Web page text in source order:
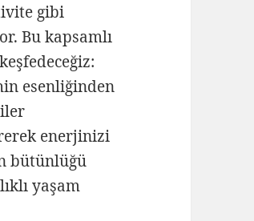
gibi
Bu kapsamlı
esenliğinden
enerjinizi
bütünlüğü
yaşam